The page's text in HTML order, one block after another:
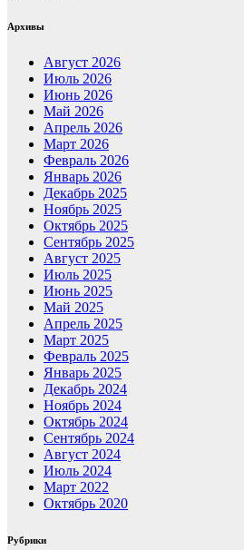
Архивы
Август 2026
Июль 2026
Июнь 2026
Май 2026
Апрель 2026
Март 2026
Февраль 2026
Январь 2026
Декабрь 2025
Ноябрь 2025
Октябрь 2025
Сентябрь 2025
Август 2025
Июль 2025
Июнь 2025
Май 2025
Апрель 2025
Март 2025
Февраль 2025
Январь 2025
Декабрь 2024
Ноябрь 2024
Октябрь 2024
Сентябрь 2024
Август 2024
Июль 2024
Март 2022
Октябрь 2020
Рубрики